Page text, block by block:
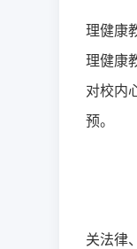
理健康
理健康
对校内
预。
关法律